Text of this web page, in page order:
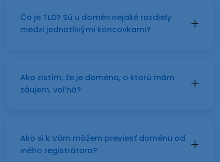
Čo je TLD? Sú u domén nejaké rozdiely
medzi jednotlivými koncovkami?
Ako zistím, že je doména, o ktorú mám
záujem, voľná?
Ako si k Vám môžem previesť doménu od
iného registrátora?